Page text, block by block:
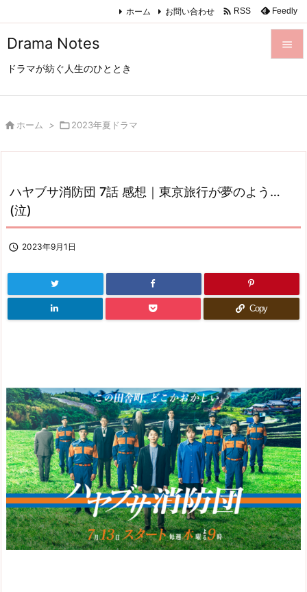
Drama Notes
ドラマが紡ぐ人生のひととき

検索
ホーム お問い合わせ  RSS Feedly
 ホーム > 2023年夏ドラマ
ハヤブサ消防団 7話 感想｜東京旅行が夢のよう…
(泣)
 2023年9月1日
Copy